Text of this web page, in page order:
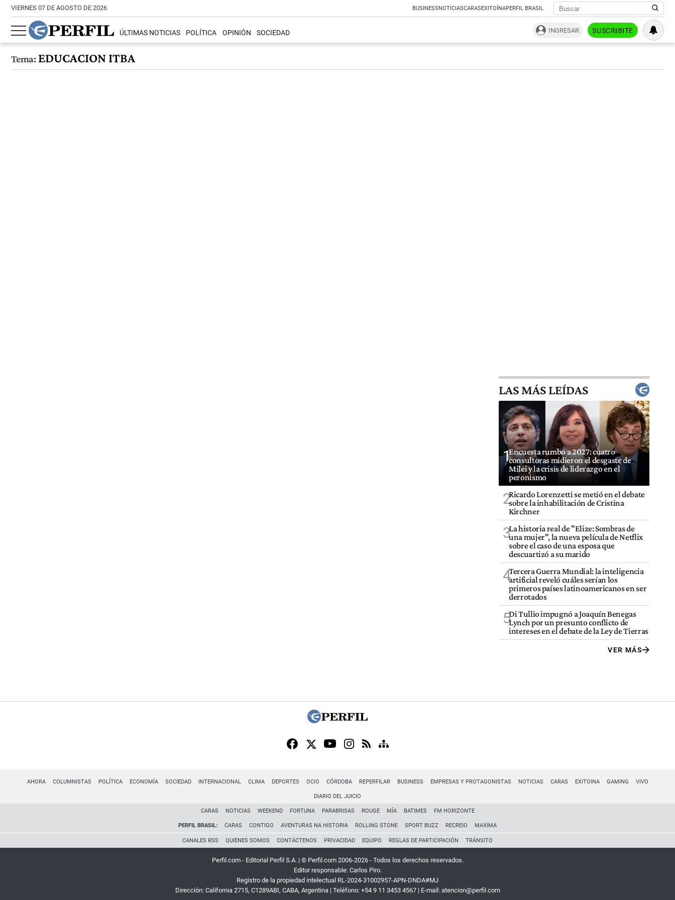
VIERNES 07 DE AGOSTO DE 2026 BUSINESSNOTICIASCARASEXITOÍNAPERFIL BRASIL
ÚLTIMAS NOTICIAS POLÍTICA OPINIÓN SOCIEDAD INGRESAR SUSCRIBITE
Tema:EDUCACION ITBA
LAS MÁS LEÍDAS
1Encuesta rumbo a 2027: cuatro
consultoras midieron el desgaste de
Milei y la crisis de liderazgo en el
peronismo
2Ricardo Lorenzetti se metió en el debate
sobre la inhabilitación de Cristina
Kirchner
3La historia real de "Elize: Sombras de
una mujer", la nueva película de Netflix
sobre el caso de una esposa que
descuartizó a su marido
4Tercera Guerra Mundial: la inteligencia
artificial reveló cuáles serían los
primeros países latinoamericanos en ser
derrotados
5Di Tullio impugnó a Joaquín Benegas
Lynch por un presunto conflicto de
intereses en el debate de la Ley de Tierras
VER MÁS
AHORA COLUMNISTAS POLÍTICA ECONOMÍA SOCIEDAD INTERNACIONAL CLIMA DEPORTES OCIO CÓRDOBA REPERFILAR BUSINESS EMPRESAS Y PROTAGONISTAS NOTICIAS CARAS EXITOINA GAMING VIVO
DIARIO DEL JUICIO
CARAS NOTICIAS WEEKEND FORTUNA PARABRISAS ROUGE MÍA BATIMES FM HORIZONTE
PERFIL BRASIL: CARAS CONTIGO AVENTURAS NA HISTORIA ROLLING STONE SPORT BUZZ RECREIO MAXIMA
CANALES RSS QUIENES SOMOS CONTÁCTENOS PRIVACIDAD EQUIPO REGLAS DE PARTICIPACIÓN TRÁNSITO
Perfil.com - Editorial Perfil S.A. | © Perfil.com 2006-2026 - Todos los derechos reservados.
Editor responsable: Carlos Piro.
Registro de la propiedad intelectual RL-2024-31002957-APN-DNDA#MJ
Dirección: California 2715, C1289ABI, CABA, Argentina| Teléfono: +54 9 11 3453 4567| E-mail: atencion@perfil.com